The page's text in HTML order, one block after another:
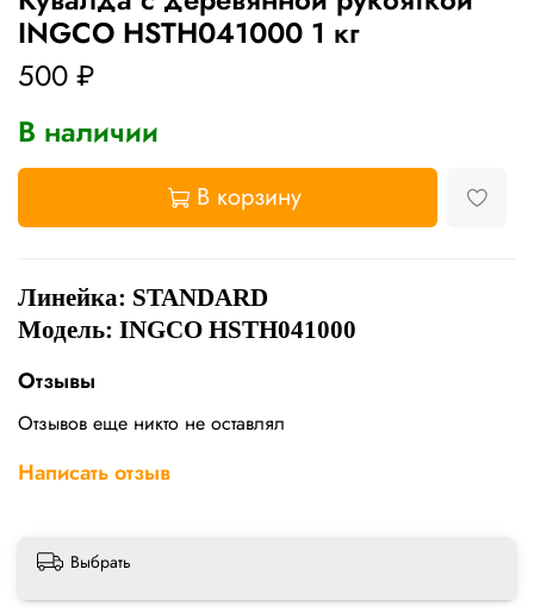
INGCO HSTH041000 1 кг
500 ₽
В наличии
В корзину
Линейка: STANDARD
Модель: INGCO HSTH041000
Отзывы
Отзывов еще никто не оставлял
Написать отзыв
Выбрать